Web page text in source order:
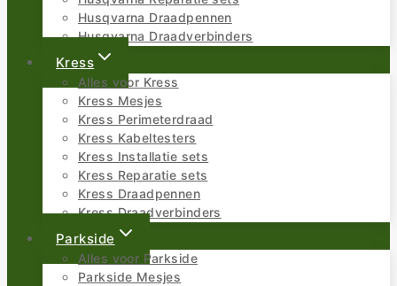
Husqvarna Draadpennen
Husqvarna Draadverbinders
Kress
Alles voor Kress
Kress Mesjes
Kress Perimeterdraad
Kress Kabeltesters
Kress Installatie sets
Kress Reparatie sets
Kress Draadpennen
Kress Draadverbinders
Parkside
Alles voor Parkside
Parkside Mesjes